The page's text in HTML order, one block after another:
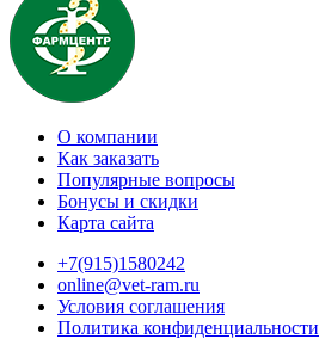
О компании
Как заказать
Популярные вопросы
Бонусы и скидки
Карта сайта
+7(915)1580242
online@vet-ram.ru
Условия соглашения
Политика конфиденциальности